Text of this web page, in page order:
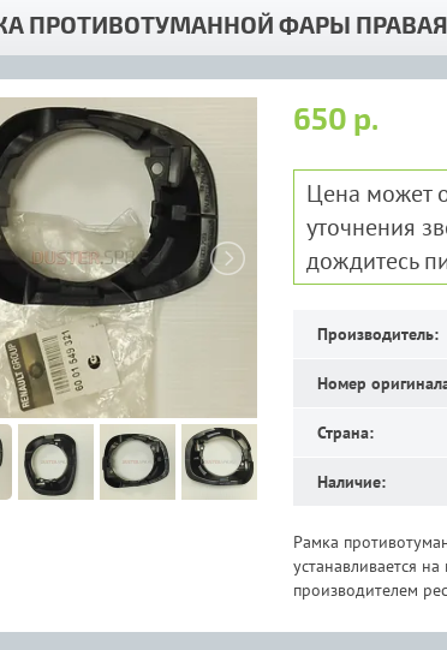
ПРОТИВОТУМАННОЙ ФАРЫ ПРАВАЯ
650 р.
Цена может
уточнения
дождитесь
Производитель:
Номер
Страна:
Наличие:
Рамка
устанавливается
производителем